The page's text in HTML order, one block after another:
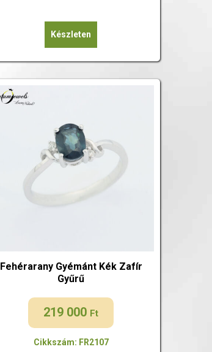
Készleten
Fehérarany Gyémánt Kék Zafír
Gyűrű
219 000 Ft
Cikkszám: FR2107